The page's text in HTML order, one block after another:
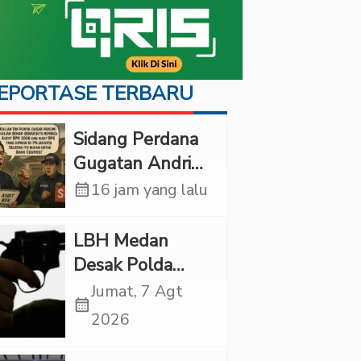
TERBARU
Sidang Perdana
Gugatan Andri
Tedjadharma di
KPKNL dan
PUPN Mangkir
calendar_month16 jam yang lalu
LBH Medan
Desak Polda
Sumut Usut
Kematian Winda
calendar_month
Jumat, 7 Agt
2026